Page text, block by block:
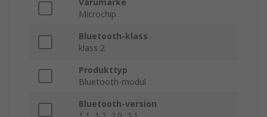
Varumärke
Microchip
Bluetooth-klass
klass 2
Produkttyp
Bluetooth-modul
Bluetooth-version